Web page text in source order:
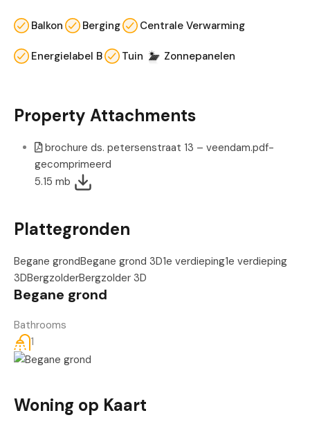
Balkon Berging Centrale Verwarming
Energielabel B Tuin Zonnepanelen
Property Attachments
brochure ds. petersenstraat 13 – veendam.pdf-
gecomprimeerd
5.15 mb
Plattegronden
Begane grondBegane grond 3D1e verdieping1e verdieping
3DBergzolderBergzolder 3D
Begane grond
Bathrooms
1
Woning op Kaart